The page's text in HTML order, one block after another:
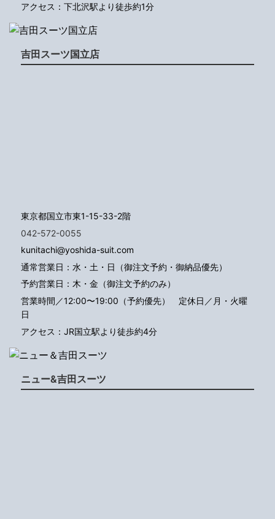
アクセス：下北沢駅より徒歩約1分
吉田スーツ国立店
東京都国立市東1-15-33-2階
042-572-0055
kunitachi@yoshida-suit.com
通常営業日：水・土・日（御注文予約・御納品優先）
予約営業日：木・金（御注文予約のみ）
営業時間／12:00〜19:00（予約優先） 定休日／月・火曜
日
アクセス：JR国立駅より徒歩約4分
ニュー&吉田スーツ